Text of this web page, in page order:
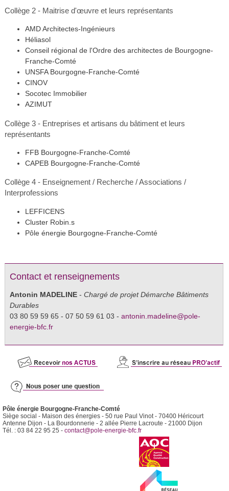
Collège 2 - Maitrise d'œuvre et leurs représentants
AMD Architectes-Ingénieurs
Héliasol
Conseil régional de l'Ordre des architectes de Bourgogne-
Franche-Comté
UNSFA Bourgogne-Franche-Comté
CINOV
Socotec Immobilier
AZIMUT
Collège 3 - Entreprises et artisans du bâtiment et leurs
représentants
FFB Bourgogne-Franche-Comté
CAPEB Bourgogne-Franche-Comté
Collège 4 - Enseignement / Recherche / Associations /
Interprofessions
LEFFICENS
Cluster Robin.s
Pôle énergie Bourgogne-Franche-Comté
Contact et renseignements
Antonin MADELINE- Chargé de projet Démarche Bâtiments
Durables
03 80 59 59 65 - 07 50 59 61 03 - antonin.madeline@pole-
energie-bfc.fr
Pôle énergie Bourgogne-Franche-Comté
Siège social - Maison des énergies - 50 rue Paul Vinot - 70400 Héricourt
Antenne Dijon - La Bourdonnerie - 2 allée Pierre Lacroute - 21000 Dijon
Tél. : 03 84 22 95 25 - contact@pole-energie-bfc.fr